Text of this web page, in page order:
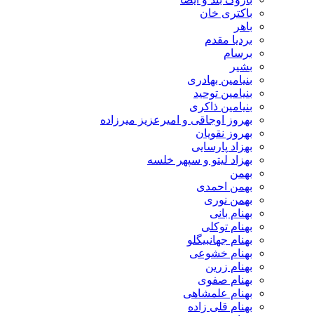
باکتری خان
باهر
بردیا مقدم
برسام
بشیر
بنیامین بهادری
بنیامین توحید
بنیامین ذاکری
بهروز اوجاقی و امیرعزیز میرزاده
بهروز نقویان
بهزاد پارسایی
بهزاد لیتو و سپهر خلسه
بهمن
بهمن احمدی
بهمن نوری
بهنام بانی
بهنام توکلی
بهنام جهانبیگلو
بهنام خشوعی
بهنام زرین
بهنام صفوی
بهنام علمشاهی
بهنام قلی زاده